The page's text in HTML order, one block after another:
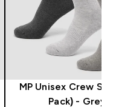
MP Unisex Crew
Pack) - Grey